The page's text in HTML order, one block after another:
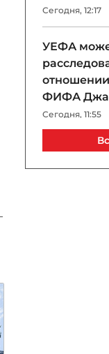
Сегодня, 12:17
УЕФА
ФИФА
Сегодня, 11:55
Ушел из